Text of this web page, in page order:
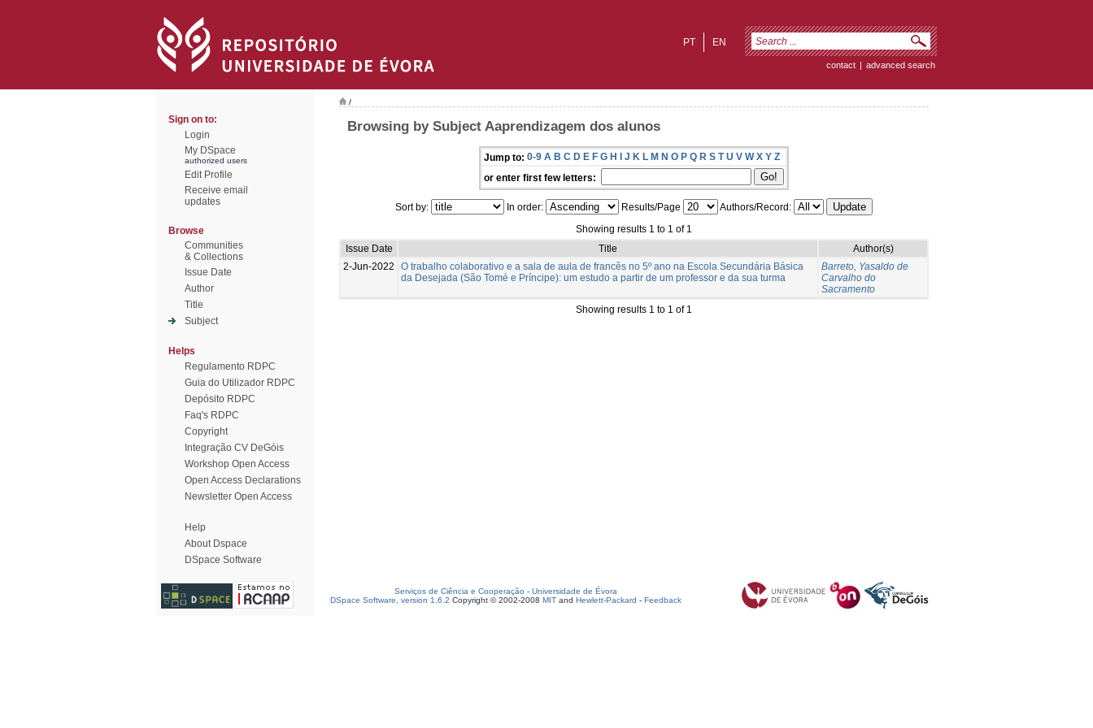
EN
PT
contact | advanced search
Sign on to:
Login
My DSpace
authorized users
Edit Profile
Receive email
updates
Browse
Communities
& Collections
Issue Date
Author
Title
Subject
Helps
Regulamento RDPC
Guia do Utilizador RDPC
Depósito RDPC
Faq's RDPC
Copyright
Integração CV DeGóis
Workshop Open Access
Open Access Declarations
Newsletter Open Access
Help
About Dspace
DSpace Software
/
Browsing by Subject Aaprendizagem dos alunos
Jump to: 0-9 A B C D E F G H I J K L M N O P Q R S T U V W X Y Z
or enter first few letters:
Sort by: In order: Results/Page
Authors/Record:
Showing results 1 to 1 of 1
Issue Date
Title
Author(s)
2-Jun-2022
O trabalho colaborativo e a sala de aula de francês no 5º ano na Escola Secundária Básica
da Desejada (São Tomé e Príncipe): um estudo a partir de um professor e da sua turma
Barreto, Yasaldo de
Carvalho do
Sacramento
Showing results 1 to 1 of 1
Serviços de Ciência e Cooperação - Universidade de Évora
DSpace Software, version 1.6.2 Copyright © 2002-2008 MIT and Hewlett-Packard - Feedback